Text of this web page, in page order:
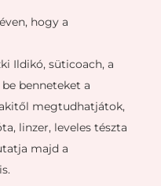
hogy a
Ildikó, süticoach, a
benneteket a
megtudhatjátok,
linzer, leveles tészta
majd a